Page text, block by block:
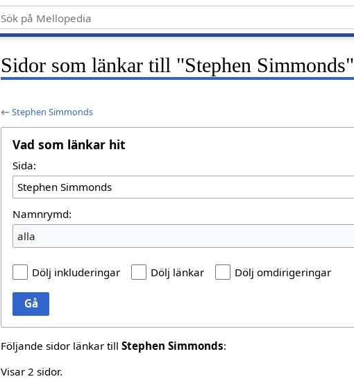
Sidor som länkar till "Stephen Simmonds"
←Stephen Simmonds
Vad som länkar hit
Sida:
Namnrymd:
alla
Dölj inkluderingar Dölj länkar Dölj omdirigeringar
Gå
Följande sidor länkar tillStephen Simmonds:
Visar 2 sidor.